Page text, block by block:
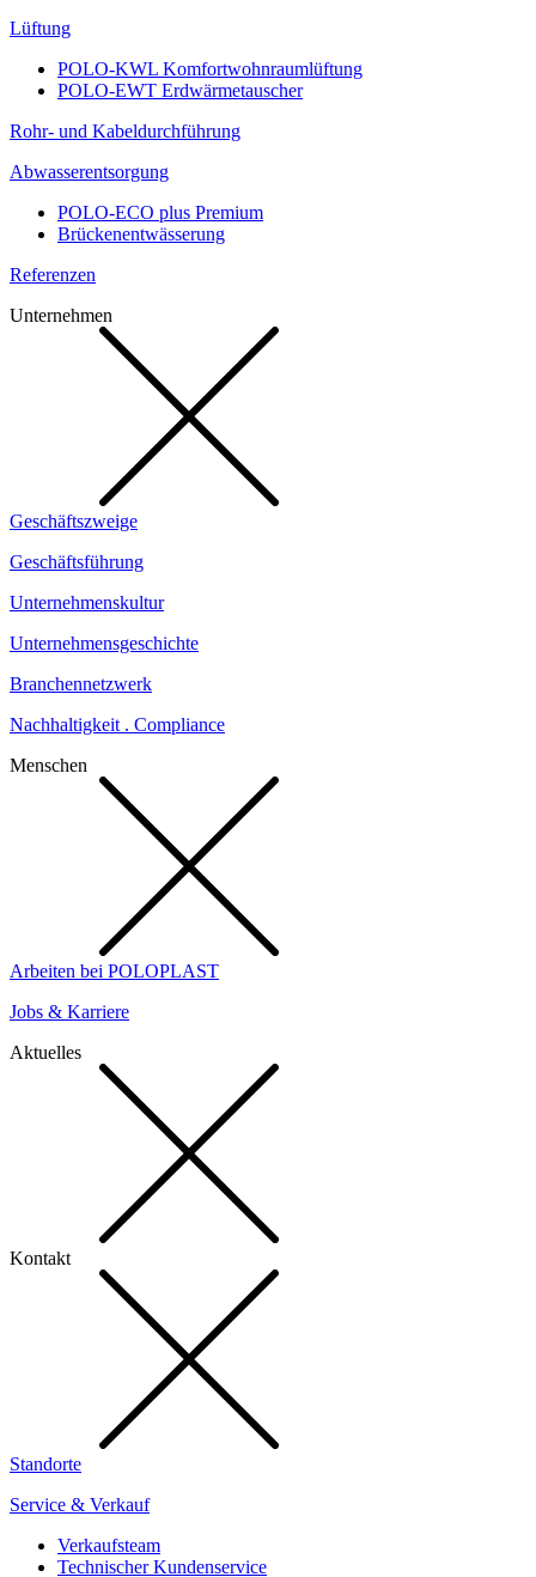
Lüftung
POLO-KWL Komfortwohnraumlüftung
POLO-EWT Erdwärmetauscher
Rohr- und Kabeldurchführung
Abwasserentsorgung
POLO-ECO plus Premium
Brückenentwässerung
Referenzen
Unternehmen
Geschäftszweige
Geschäftsführung
Unternehmenskultur
Unternehmensgeschichte
Branchennetzwerk
Nachhaltigkeit . Compliance
Menschen
Arbeiten bei POLOPLAST
Jobs & Karriere
Aktuelles
Kontakt
Standorte
Service & Verkauf
Verkaufsteam
Technischer Kundenservice